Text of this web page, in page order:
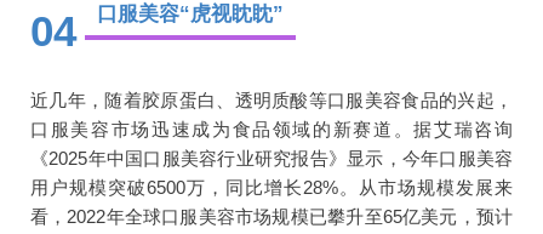
04 口服美容“虎视眈眈”
近几年，随着胶原蛋白、透明质酸等口服美容食品的兴起，
口服美容市场迅速成为食品领域的新赛道。据艾瑞咨询
《2025年中国口服美容行业研究报告》显示，今年口服美容
用户规模突破6500万，同比增长28%。从市场规模发展来
看，2022年全球口服美容市场规模已攀升至65亿美元，预计